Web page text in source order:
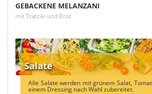
GEBACKENE MELANZANI
mit Tzatziki und Brot
Salate
Alle Salate werden mit grünem Salat,
einem Dressing nach Wahl zubereitet.